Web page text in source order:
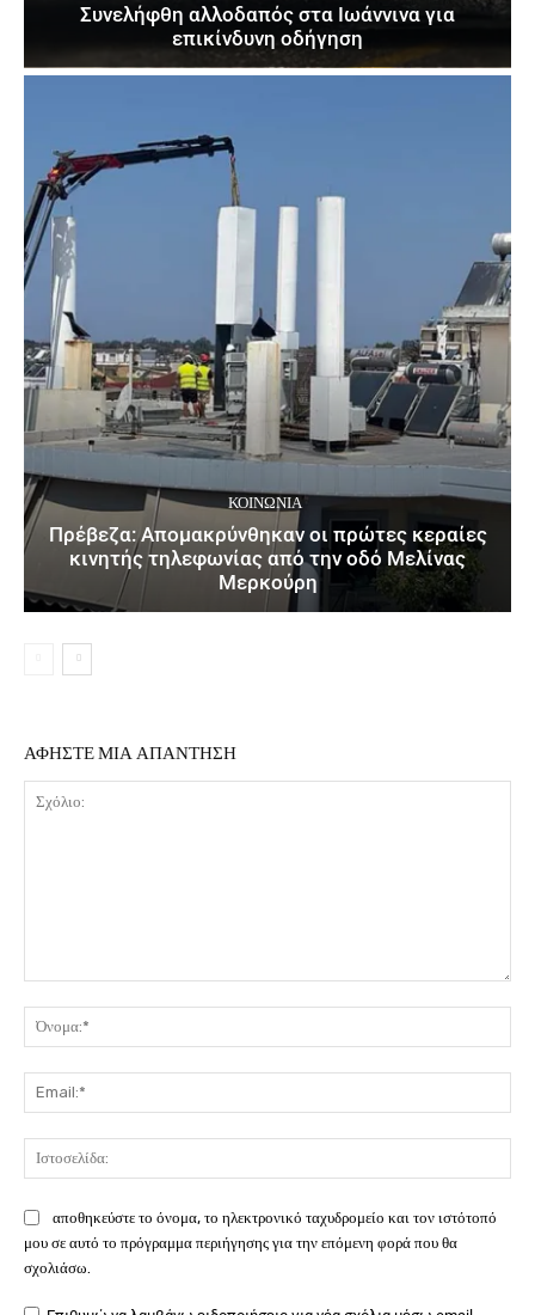
Συνελήφθη αλλοδαπός στα Ιωάννινα για
επικίνδυνη οδήγηση
ΚΟΙΝΩΝΙΑ
Πρέβεζα: Απομακρύνθηκαν οι πρώτες κεραίες
κινητής τηλεφωνίας από την οδό Μελίνας
Μερκούρη
ΑΦΗΣΤΕ ΜΙΑ ΑΠΑΝΤΗΣΗ
αποθηκεύστε το όνομα, το ηλεκτρονικό ταχυδρομείο και τον ιστότοπό
μου σε αυτό το πρόγραμμα περιήγησης για την επόμενη φορά που θα
σχολιάσω.